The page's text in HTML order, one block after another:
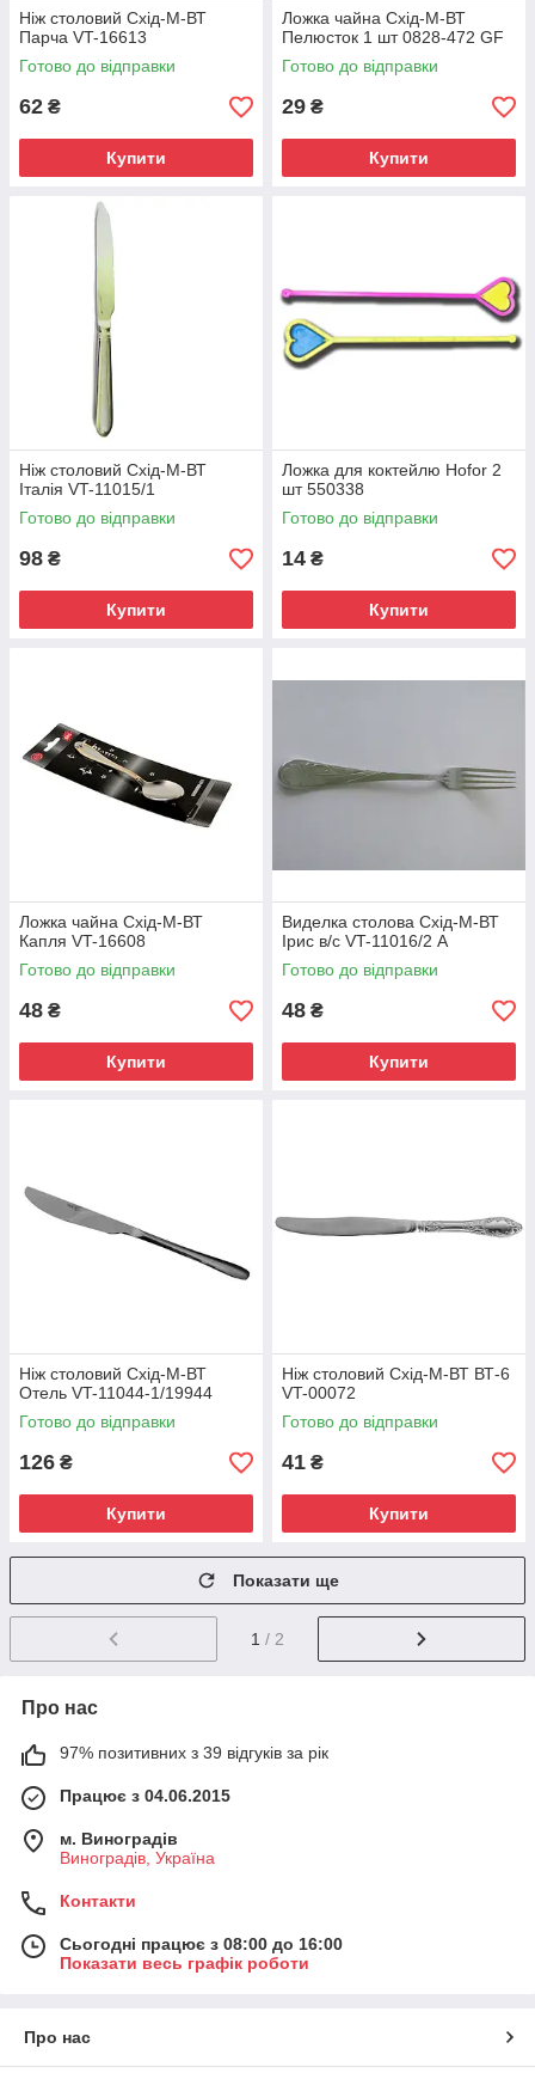
Ніж столовий Схід-М-ВТ
Парча VT-16613
Готово до відправки
62 ₴
Купити
Ложка чайна Схід-М-ВТ
Пелюсток 1 шт 0828-472 GF
Готово до відправки
29 ₴
Купити
Ніж столовий Схід-М-ВТ
Італія VT-11015/1
Готово до відправки
98 ₴
Купити
Ложка для коктейлю Hofor 2
шт 550338
Готово до відправки
14 ₴
Купити
Ложка чайна Схід-М-ВТ
Капля VT-16608
Готово до відправки
48 ₴
Купити
Виделка столова Схід-М-ВТ
Ірис в/с VT-11016/2 А
Готово до відправки
48 ₴
Купити
Ніж столовий Схід-М-ВТ
Отель VT-11044-1/19944
Готово до відправки
126 ₴
Купити
Ніж столовий Схід-М-ВТ ВТ-6
VT-00072
Готово до відправки
41 ₴
Купити
Показати ще
1 / 2
Про нас
97% позитивних з 39 відгуків за рік
Працює з 04.06.2015
м. Виноградів
Виноградів, Україна
Контакти
Сьогодні працює з 08:00 до 16:00
Показати весь графік роботи
Про нас